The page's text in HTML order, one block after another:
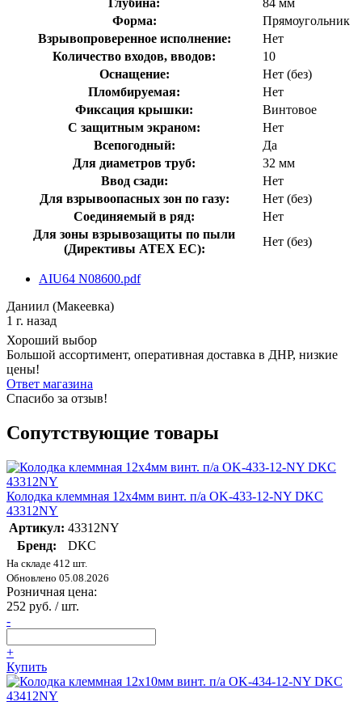
Форма:
Прямоугольник
Взрывопроверенное исполнение:
Нет
Количество входов, вводов:
10
Оснащение:
Нет (без)
Пломбируемая:
Нет
Фиксация крышки:
Винтовое
С защитным экраном:
Нет
Всепогодный:
Да
Для диаметров труб:
32 мм
Ввод сзади:
Нет
Для взрывоопасных зон по газу:
Нет (без)
Соединяемый в ряд:
Нет
Для зоны взрывозащиты по пыли
(Директивы ATEX ЕС):
Нет (без)
AIU64 N08600.pdf
Даниил (Макеевка)
1 г. назад
Хороший выбор
Большой ассортимент, оперативная доставка в ДНР, низкие
цены!
Ответ магазина
Спасибо за отзыв!
Сопутствующие товары
Колодка клеммная 12х4мм винт. п/а OK-433-12-NY DKC
43312NY
Артикул: 43312NY
Бренд:
DKC
На складе 412 шт.
Обновлено 05.08.2026
Розничная цена:
252 руб. / шт.
-
+
Купить